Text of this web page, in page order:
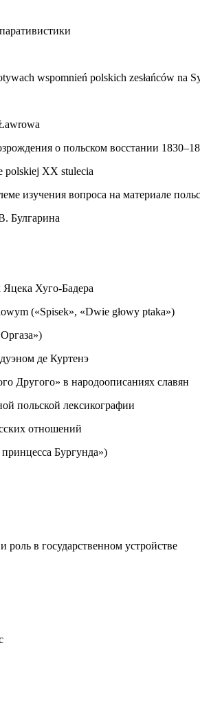
wspomnień polskich zesłańców na
о польском восстании
polskiej XX stulecia
изучения вопроса на материале
Булгарина
Хуго-Бадера
(«Spisek», «Dwie głowy ptaka»)
де Куртенэ
Другого» в народоописаниях славян
польской лексикографии
отношений
Бургунда»)
в государственном устройстве